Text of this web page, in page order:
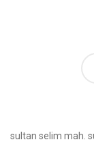
sultan selim mah.